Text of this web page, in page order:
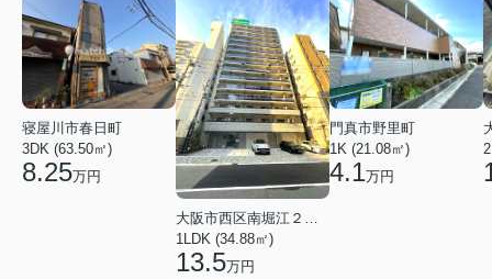
寝屋川市春日町
3DK (63.50㎡)
8.25万円
大阪市西区南堀江２丁目
1LDK (34.88㎡)
13.5万円
門真市野里町
1K (21.08㎡)
4.1万円